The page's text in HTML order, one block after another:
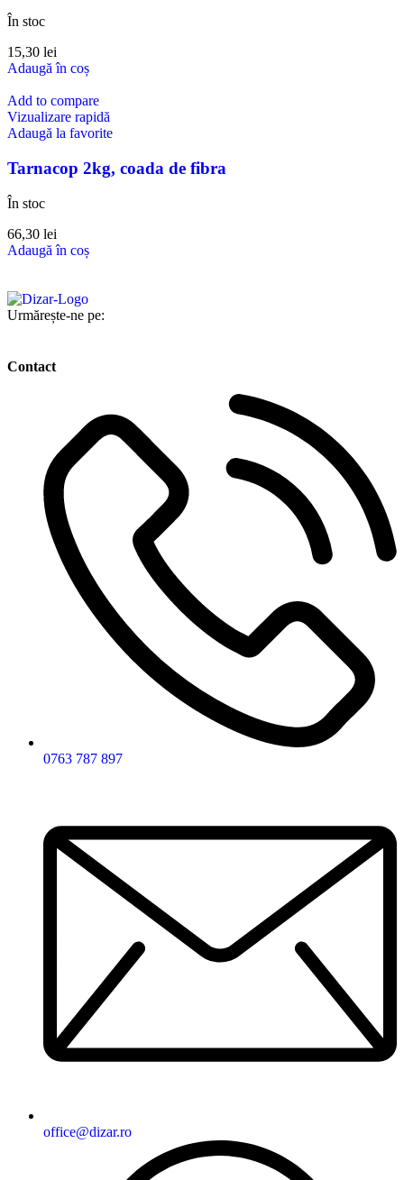
În stoc
15,30 lei
Adaugă în coș
Add to compare
Vizualizare rapidă
Adaugă la favorite
Tarnacop 2kg, coada de fibra
În stoc
66,30 lei
Adaugă în coș
Urmărește-ne pe:
Contact
0763 787 897
office@dizar.ro